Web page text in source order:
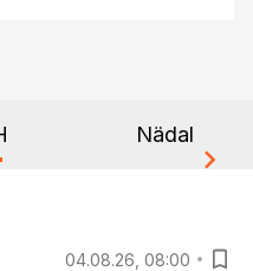
Nädal
04.08.26, 08:00